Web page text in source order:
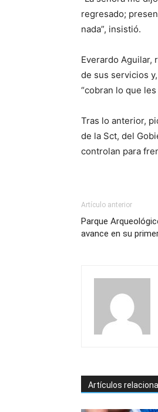
regresado;
nada”, insistió.
Everardo Aguilar,
de sus servicios
“cobran lo que les
Tras lo anterior,
de la Sct, del
controlan para
Artículo anterior
Parque
avance en su
Artículos